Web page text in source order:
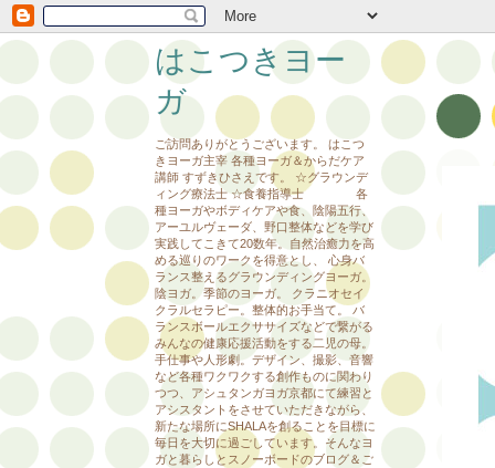
はこつきヨー
ガ
ご訪問ありがとうございます。 はこつ
きヨーガ主宰 各種ヨーガ＆からだケア
講師 すずきひさえです。 ☆グラウンデ
ィング療法士 ☆食養指導士 各
種ヨーガやボディケアや食、陰陽五行、
アーユルヴェーダ、野口整体などを学び
実践してこきて20数年。自然治癒力を高
める巡りのワークを得意とし、 心身バ
ランス整えるグラウンディングヨーガ。
陰ヨガ。季節のヨーガ。 クラニオセイ
クラルセラピー。整体的お手当て。 バ
ランスボールエクササイズなどで繋がる
みんなの健康応援活動をする二児の母。
手仕事や人形劇。デザイン、撮影、音響
など各種ワクワクする創作ものに関わり
つつ、アシュタンガヨガ京都にて練習と
アシスタントをさせていただきながら、
新たな場所にSHALAを創ることを目標に
毎日を大切に過ごしています。そんなヨ
ガと暮らしとスノーボードのブログ＆ご